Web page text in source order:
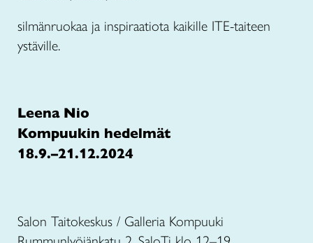
silmänruokaa ja inspiraatiota kaikille ITE-taiteen
ystäville.
Leena Nio
Kompuukin hedelmät
18.9.–21.12.2024
Salon Taitokeskus / Galleria Kompuuki